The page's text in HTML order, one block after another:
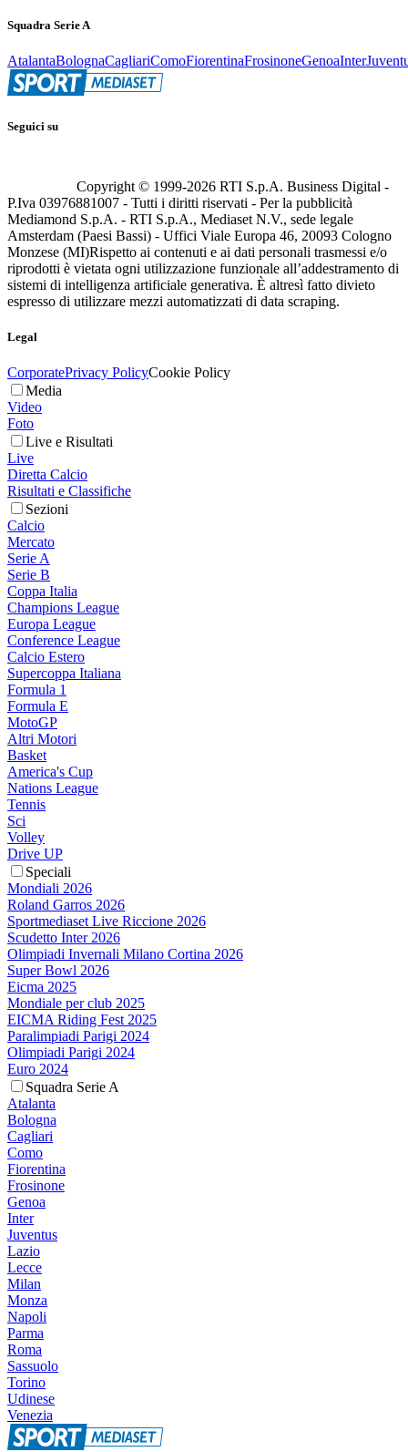
Squadra Serie A
AtalantaBolognaCagliariComoFiorentinaFrosinoneGenoaInter
Seguici su
Copyright © 1999-2026 RTI S.p.A. Business Digital -
P.Iva 03976881007 - Tutti i diritti riservati - Per la pubblicità
Mediamond S.p.A. - RTI S.p.A., Mediaset N.V., sede legale
Amsterdam (Paesi Bassi) - Uffici Viale Europa 46, 20093 Cologno
Monzese (MI)Rispetto ai contenuti e ai dati personali trasmessi e/o
riprodotti è vietata ogni utilizzazione funzionale all’addestramento di
sistemi di intelligenza artificiale generativa. È altresì fatto divieto
espresso di utilizzare mezzi automatizzati di data scraping.
Legal
CorporatePrivacy PolicyCookie Policy
Media
Video
Foto
Live e Risultati
Live
Diretta Calcio
Risultati e Classifiche
Sezioni
Calcio
Mercato
Serie A
Serie B
Coppa Italia
Champions League
Europa League
Conference League
Calcio Estero
Supercoppa Italiana
Formula 1
Formula E
MotoGP
Altri Motori
Basket
America's Cup
Nations League
Tennis
Sci
Volley
Drive UP
Speciali
Mondiali 2026
Roland Garros 2026
Sportmediaset Live Riccione 2026
Scudetto Inter 2026
Olimpiadi Invernali Milano Cortina 2026
Super Bowl 2026
Eicma 2025
Mondiale per club 2025
EICMA Riding Fest 2025
Paralimpiadi Parigi 2024
Olimpiadi Parigi 2024
Euro 2024
Squadra Serie A
Atalanta
Bologna
Cagliari
Como
Fiorentina
Frosinone
Genoa
Inter
Juventus
Lazio
Lecce
Milan
Monza
Napoli
Parma
Roma
Sassuolo
Torino
Udinese
Venezia